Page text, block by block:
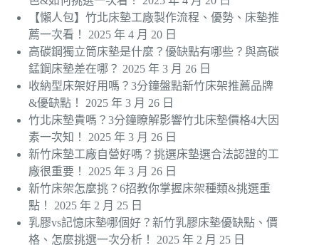
【懶人包】竹北床墊工廠製作流程、優勢、床墊推
薦一次看！
2025 年 4 月 20 日
高碳鋼獨立筒床墊是什麼？優缺點有哪些？與高碳
錳鋼床墊差在哪？ 2025 年 3 月 26 日
收納型床架好用嗎？3分鐘盤點新竹床架推薦品牌
&優缺點！
2025 年 3 月 26 日
竹北床墊貴嗎？3分鐘瞭解影響竹北床墊價格4大因
素一次知！
2025 年 3 月 26 日
新竹床墊工廠自營好嗎？挑選床墊選合法認證的工
廠很重要！
2025 年 3 月 26 日
新竹床架怎麼挑？6招教你掌握床架種類&挑選重
點！
2025 年 2 月 25 日
乳膠vs記憶床墊哪個好？新竹乳膠床墊優缺點、價
格、怎麼挑選一次分析！
2025 年 2 月 25 日